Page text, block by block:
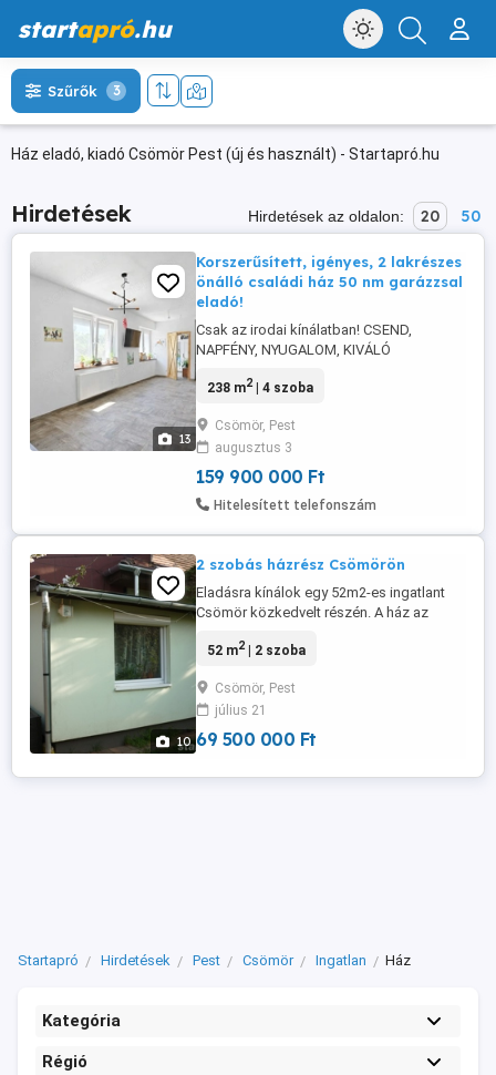
startapró.hu
Ház eladó, kiadó Csömör Pest (új és használt) - Startapró.hu
Szűrők 3
Hirdetések Hirdetések az oldalon: 20 50
13
Korszerűsített, igényes, 2 lakrészes
önálló családi ház 50 nm garázzsal
eladó!
Csak az irodai kínálatban! CSEND,
NAPFÉNY, NYUGALOM, KIVÁLÓ
2 állásos 50 nm GARÁZS, 21 nm-es,
MELLÉKÉPÜLET! XVI. kerület melletti
CSÖMÖR CSENDES részén ELADÓ, egy
KIVÁLÓ adottságú és állapotú, jelenleg 2
238 m2| 4 szoba
Csömör, Pest
augusztus 3
159 900 000 Ft
Hitelesített telefonszám
10
2 szobás házrész Csömörön
Eladásra kínálok egy 52m2-es ingatlant
Csömör közkedvelt részén. A ház az
es, 2 szobás, melyhez 2013-ban egy fűtött
tégla falazatú, 10 cm-es dryvit
szigeteléssel. A tetőszerkezet 2023-ban
teljes felújításon esett át. A beltérben ...
52 m2| 2 szoba
Csömör, Pest
július 21
69 500 000 Ft
Startapró Hirdetések Pest Csömör Ingatlan Ház
Kategória
Régió